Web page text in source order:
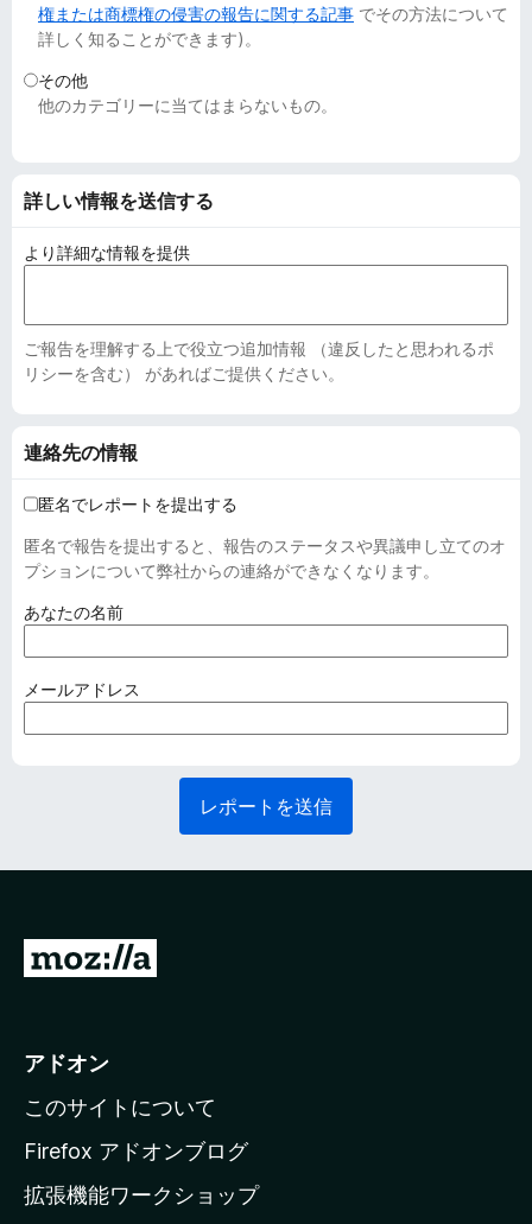
権または商標権の侵害の報告に関する記事 でその方法について
詳しく知ることができます)。
その他
他のカテゴリーに当てはまらないもの。
詳しい情報を送信する
より詳細な情報を提供
ご報告を理解する上で役立つ追加情報 （違反したと思われるポ
リシーを含む） があればご提供ください。
連絡先の情報
匿名でレポートを提出する
匿名で報告を提出すると、報告のステータスや異議申し立てのオ
プションについて弊社からの連絡ができなくなります。
あなたの名前(
須
)
メールアドレス
須
レポートを送信
M
i
l
a
ホ
アドオン
このサイトについて
Firefox アドオンブログ
拡張機能ワークショップ